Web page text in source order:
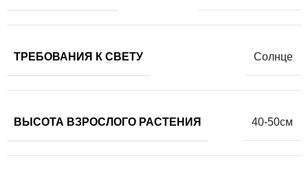
ТРЕБОВАНИЯ К СВЕТУ Солнце
ВЫСОТА ВЗРОСЛОГО РАСТЕНИЯ 40-50см